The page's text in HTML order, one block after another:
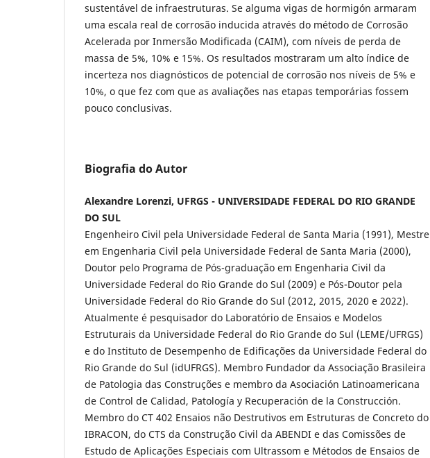
sustentável de infraestruturas. Se alguma vigas de hormigón armaram
uma escala real de corrosão inducida através do método de Corrosão
Acelerada por Inmersão Modificada (CAIM), com níveis de perda de
massa de 5%, 10% e 15%. Os resultados mostraram um alto índice de
incerteza nos diagnósticos de potencial de corrosão nos níveis de 5% e
10%, o que fez com que as avaliações nas etapas temporárias fossem
pouco conclusivas.
Biografia do Autor
Alexandre Lorenzi, UFRGS - UNIVERSIDADE FEDERAL DO RIO GRANDE
DO SUL
Engenheiro Civil pela Universidade Federal de Santa Maria (1991), Mestre
em Engenharia Civil pela Universidade Federal de Santa Maria (2000),
Doutor pelo Programa de Pós-graduação em Engenharia Civil da
Universidade Federal do Rio Grande do Sul (2009) e Pós-Doutor pela
Universidade Federal do Rio Grande do Sul (2012, 2015, 2020 e 2022).
Atualmente é pesquisador do Laboratório de Ensaios e Modelos
Estruturais da Universidade Federal do Rio Grande do Sul (LEME/UFRGS)
e do Instituto de Desempenho de Edificações da Universidade Federal do
Rio Grande do Sul (idUFRGS). Membro Fundador da Associação Brasileira
de Patologia das Construções e membro da Asociación Latinoamericana
de Control de Calidad, Patología y Recuperación de la Construcción.
Membro do CT 402 Ensaios não Destrutivos em Estruturas de Concreto do
IBRACON, do CTS da Construção Civil da ABENDI e das Comissões de
Estudo de Aplicações Especiais com Ultrassom e Métodos de Ensaios de